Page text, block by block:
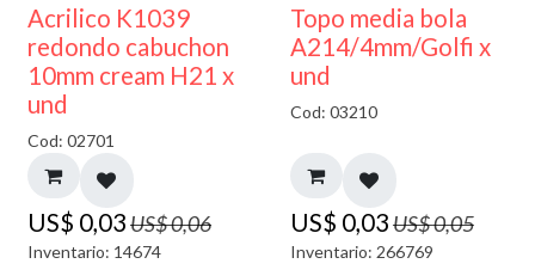
50% DESCUENTO
Acrilico K1039
redondo cabuchon
10mm cream H21 x
und
Cod: 02701
US$ 0,03US$0,06
Inventario: 14674
40% DESCUENTO
Topo media bola
A214/4mm/Golfi x
und
Cod: 03210
US$ 0,03US$0,05
Inventario: 266769